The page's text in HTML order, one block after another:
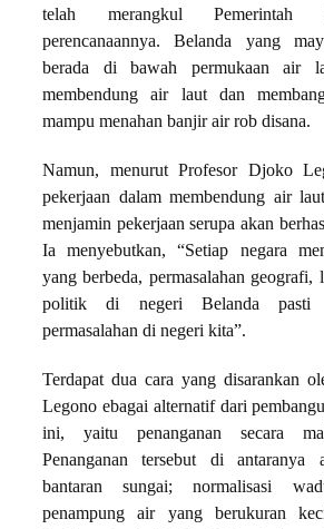
telah merangkul Pemerintah
perencanaannya. Belanda yang
berada di bawah permukaan air
membendung air laut dan
mampu menahan banjir air rob disana.
Namun, menurut Profesor Djoko
pekerjaan dalam membendung air
menjamin pekerjaan serupa akan
Ia menyebutkan, “Setiap negara
yang berbeda, permasalahan geografi,
politik di negeri Belanda pasti
permasalahan di negeri kita”.
Terdapat dua cara yang disarankan
Legono ebagai alternatif dari
ini, yaitu penanganan secara
Penanganan tersebut di antaranya
bantaran sungai; normalisasi
penampung air yang berukuran